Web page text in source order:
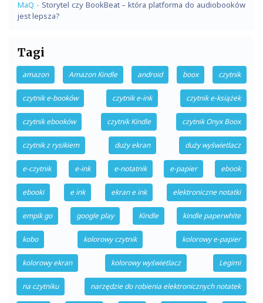
MaQ - Storytel czy BookBeat – która platforma do audiobooków
jest lepsza?
Tagi
amazon Amazon Kindle android boox czytnik
czytnik e-booków czytnik e-ink czytnik e-książek
czytnik ebooków czytnik Kindle czytnik Onyx Boox
czytnik z rysikiem duży ekran duży wyświetlacz
e-czytnik e-ink e-notatnik e-papier ebook
ebooki e ink ekran e ink elektroniczne notatki
empik go google play Kindle kindle paperwhite
kobo kolorowy czytnik kolorowy e-papier
kolorowy ekran kolorowy wyświetlacz Legimi
na czytniku narzędzie do robienia elektronicznych notatek